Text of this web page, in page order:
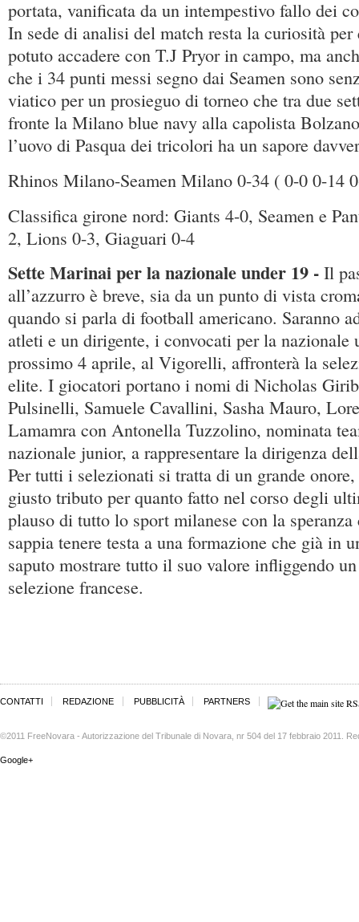
portata, vanificata da un intempestivo fallo dei
In sede di analisi del match resta la curiosità per
potuto accadere con T.J Pryor in campo, ma
che i 34 punti messi segno dai Seamen sono
viatico per un prosieguo di torneo che tra due
fronte la Milano blue navy alla capolista
l’uovo di Pasqua dei tricolori ha un sapore
Rhinos Milano-Seamen Milano 0-34 ( 0-0 0-14
Classifica girone nord: Giants 4-0, Seamen e
2, Lions 0-3, Giaguari 0-4
Sette Marinai per la nazionale under 19 - Il
all’azzurro è breve, sia da un punto di vista
quando si parla di football americano. Saranno
atleti e un dirigente, i convocati per la nazionale
prossimo 4 aprile, al Vigorelli, affronterà la
elite. I giocatori portano i nomi di Nicholas
Pulsinelli, Samuele Cavallini, Sasha Mauro,
Lamamra con Antonella Tuzzolino, nominata
nazionale junior, a rappresentare la dirigenza
Per tutti i selezionati si tratta di un grande
giusto tributo per quanto fatto nel corso degli
plauso di tutto lo sport milanese con la
sappia tenere testa a una formazione che già in
saputo mostrare tutto il suo valore infliggendo
selezione francese.
CONTATTI REDAZIONE PUBBLICITÀ PARTNERS
©2011 FreeNovara - Autorizzazione del Tribunale di Novara, nr 504 del 17 febbraio 2011.
Google+